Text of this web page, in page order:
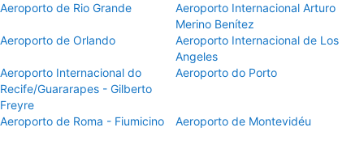
Aeroporto de Rio Grande
Aeroporto Internacional Arturo
Merino Benítez
Aeroporto de Orlando
Aeroporto Internacional de Los
Angeles
Aeroporto Internacional do
Recife/Guararapes - Gilberto
Freyre
Aeroporto do Porto
Aeroporto de Roma - Fiumicino Aeroporto de Montevidéu